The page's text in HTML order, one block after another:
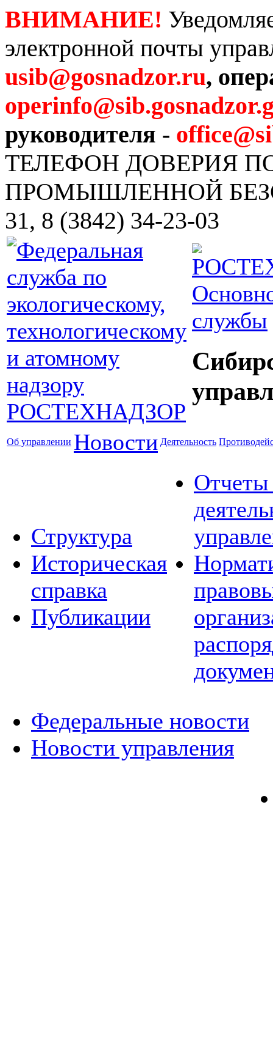
ВНИМАНИЕ!
электронной почты
usib@gosnadzor.ru,
руководителя -
ТЕЛЕФОН ДОВЕРИЯ
ПРОМЫШЛЕННОЙ
31, 8 (3842) 34-23-03
службы
Об управлении Новости Деятельность
Структура
Историческая
справка
Публикации
Отчеты
Федеральные новости
Новости управления